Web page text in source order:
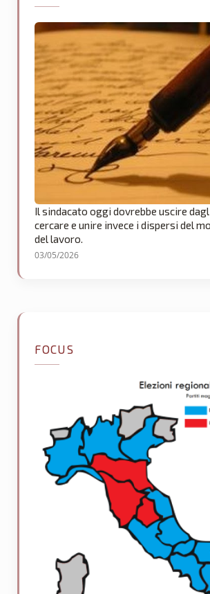
Il sindacato oggi dovrebbe uscire
cercare e unire invece i dispersi del
del lavoro.
03/05/2026
FOCUS